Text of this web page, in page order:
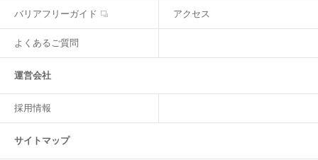
バリアフリーガイド アクセス
よくあるご質問
運営会社
採用情報
サイトマップ